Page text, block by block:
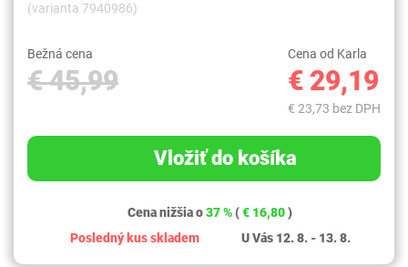
(varianta 7940986)
Bežná cena
€ 45,99
Cena od Karla
€ 29,19
€ 23,73 bez DPH
Vložiť do košíka
Cena nižšia o37 % (€ 16,80)
Posledný kus skladem
U Vás 12. 8. - 13. 8.